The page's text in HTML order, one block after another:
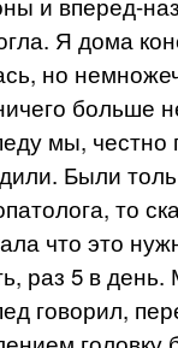
Я дома
но
больше
мы, честно
Были
то
что это
раз 5 в
говорил,